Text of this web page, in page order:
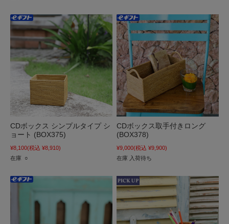
CDボックス シンプルタイプ シ
ョート (BOX375)
¥8,100(税込 ¥8,910)
在庫 ○
CDボックス取手付きロング
(BOX378)
¥9,000(税込 ¥9,900)
在庫 入荷待ち